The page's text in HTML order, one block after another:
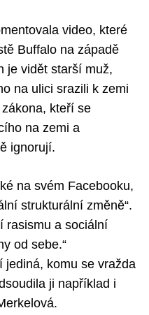
video, které
Buffalo na západě
je vidět starší muž,
na ulici srazili k zemi
kteří se
na zemi a
ignorují.
na svém Facebooku,
strukturální změně“.
rasismu a sociální
od sebe.“
jediná, komu se vražda
ji například i